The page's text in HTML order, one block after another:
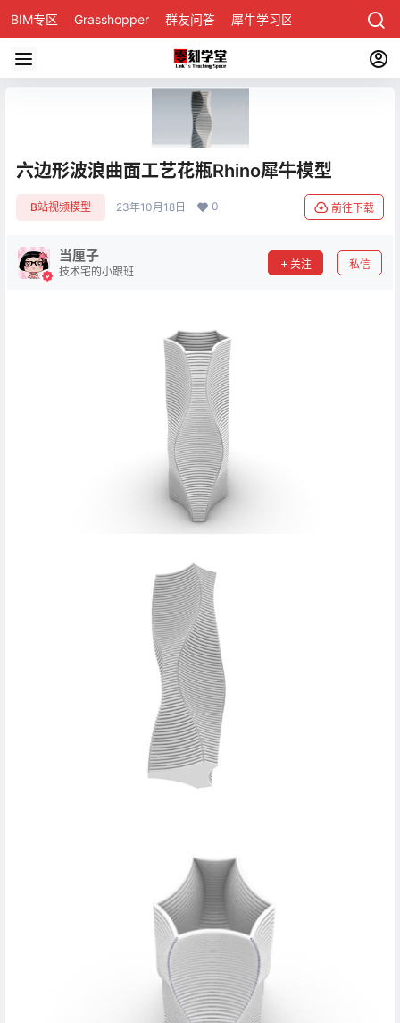
BIM专区 Grasshopper 群友问答 犀牛学习区
六边形波浪曲面工艺花瓶Rhino犀牛模型
B站视频模型 23年10月18日 0 前往下载
当厘子
技术宅的小跟班
关注 私信